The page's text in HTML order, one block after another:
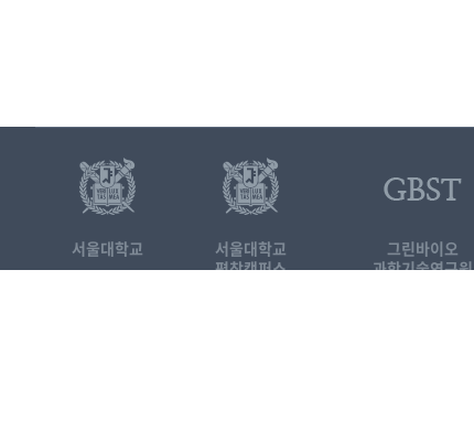
서울대학교
서울대학교
평창캠퍼스
그린바이오
과학기술연구원